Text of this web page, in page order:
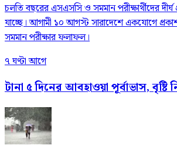
চলতি বছরের এসএসসি ও সমমান পরীক্ষার্থীদের
যাচ্ছে। আগামী ১০ আগস্ট সারাদেশে একযোগে
সমমান পরীক্ষার ফলাফল।
৭ ঘণ্টা আগে
টানা ৫ দিনের আবহাওয়া পূর্বাভাস, বৃষ্টি